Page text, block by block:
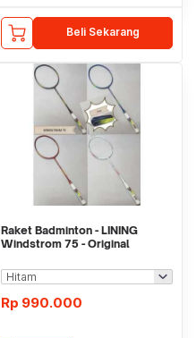
Beli Sekarang
Raket Badminton - LINING
Windstrom 75 - Original
Rp 990.000